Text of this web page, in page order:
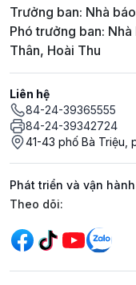
Trưởng ban: Nhà
Phó trưởng ban:
Thân, Hoài Thu
Liên hệ
84-24-39365555
84-24-39342724
41-43 phố Bà Triệu,
Phát triển và vận
Mạng xã hội
Theo dõi: